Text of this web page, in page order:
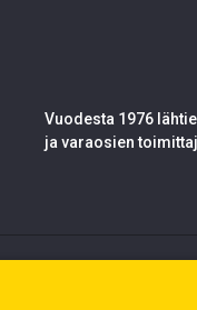
Vuodesta 1976
ja varaosien